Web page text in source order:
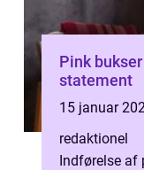
Pink
statement
15 januar
redaktionel
Indførelse af